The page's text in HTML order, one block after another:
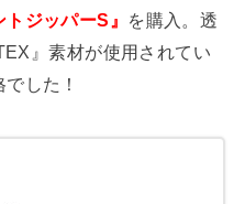
ジッパーS』
を購入。透
』素材が使用されてい
した！